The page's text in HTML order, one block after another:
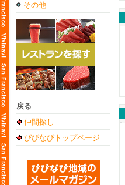
その他
戻る
仲間探し
びびなびトップページ